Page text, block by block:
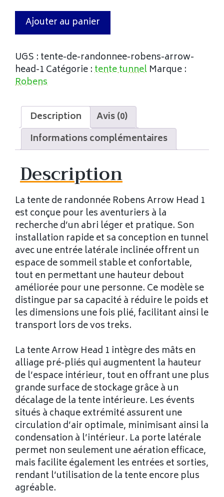
Ajouter au panier
UGS : tente-de-randonnee-robens-arrow-
head-1 Catégorie :tente tunnel Marque :
Robens
Description
Avis (0)
Informations complémentaires
Description
La tente de randonnée Robens Arrow Head 1
est conçue pour les aventuriers à la
recherche d’un abri léger et pratique. Son
installation rapide et sa conception en tunnel
avec une entrée latérale inclinée offrent un
espace de sommeil stable et confortable,
tout en permettant une hauteur debout
améliorée pour une personne. Ce modèle se
distingue par sa capacité à réduire le poids et
les dimensions une fois plié, facilitant ainsi le
transport lors de vos treks.
La tente Arrow Head 1 intègre des mâts en
alliage pré-pliés qui augmentent la hauteur
de l’espace intérieur, tout en offrant une plus
grande surface de stockage grâce à un
décalage de la tente intérieure. Les évents
situés à chaque extrémité assurent une
circulation d’air optimale, minimisant ainsi la
condensation à l’intérieur. La porte latérale
permet non seulement une aération efficace,
mais facilite également les entrées et sorties,
rendant l’utilisation de la tente encore plus
agréable.